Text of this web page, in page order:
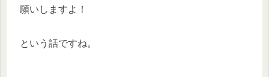
願いしますよ！
という話ですね。